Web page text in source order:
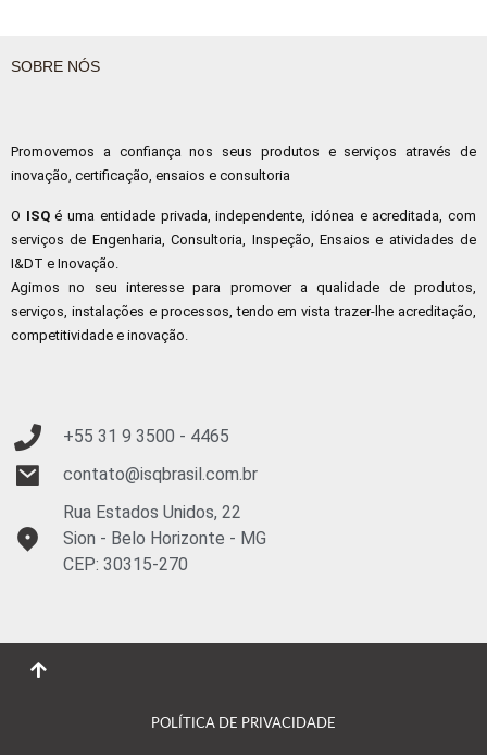
SOBRE NÓS
Promovemos a confiança nos seus produtos e serviços através de
inovação, certificação, ensaios e consultoria
O ISQé uma entidade privada, independente, idónea e acreditada, com
serviços de Engenharia, Consultoria, Inspeção, Ensaios e atividades de
I&DT e Inovação.
Agimos no seu interesse para promover a qualidade de produtos,
serviços, instalações e processos, tendo em vista trazer-lhe acreditação,
competitividade e inovação.
+55 31 93500 - 4465
contato@isqbrasil.com.br
Rua Estados Unidos, 22
Sion - Belo Horizonte - MG
CEP: 30315-270
POLÍTICA DE PRIVACIDADE